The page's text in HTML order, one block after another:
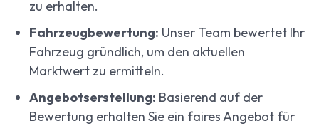
zu erhalten.
Fahrzeugbewertung: Unser Team bewertet Ihr
Fahrzeug gründlich, um den aktuellen
Marktwert zu ermitteln.
Angebotserstellung: Basierend auf der
Bewertung erhalten Sie ein faires Angebot für